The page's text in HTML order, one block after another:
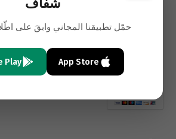
شفاف
حمّل تطبيقنا المجاني وابقَ على
App Store
Play